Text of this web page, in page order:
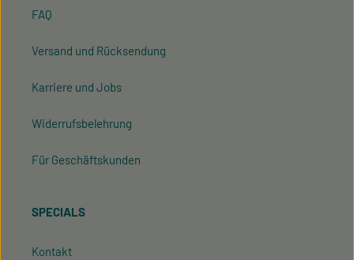
FAQ
Versand und Rücksendung
Karriere und Jobs
Widerrufsbelehrung
Für Geschäftskunden
SPECIALS
Kontakt